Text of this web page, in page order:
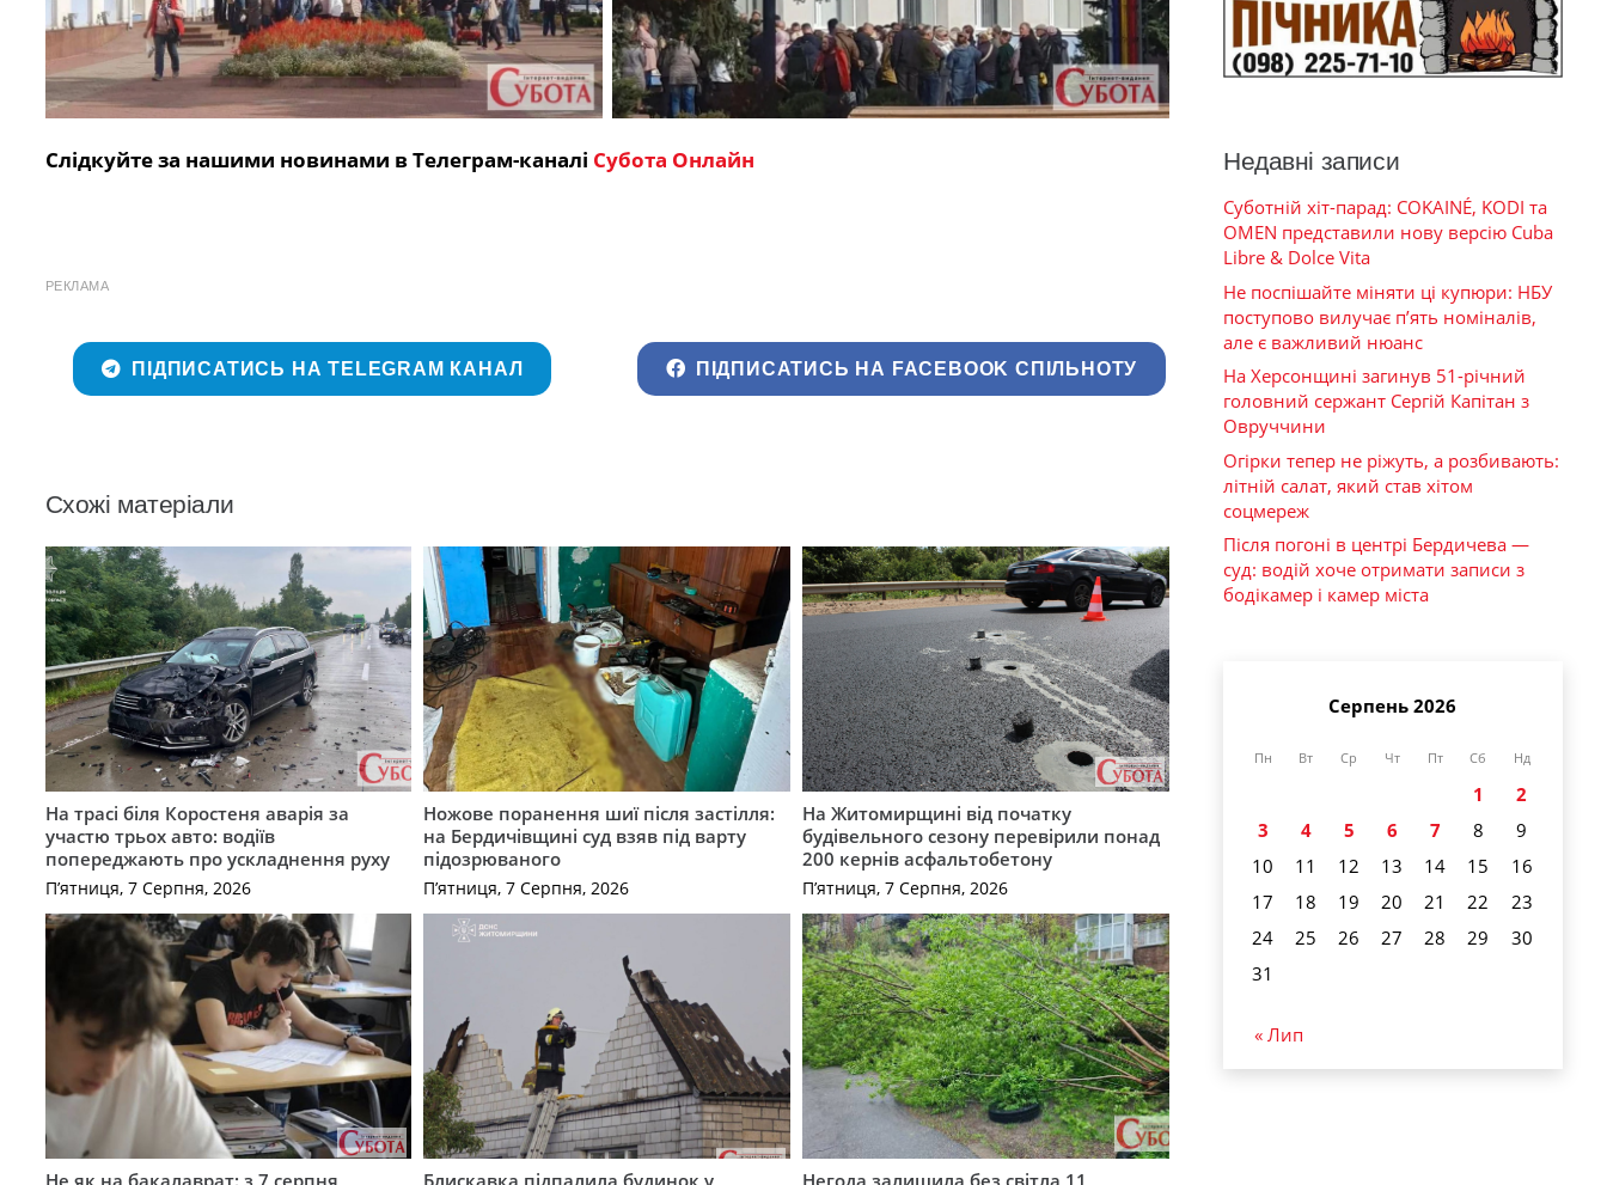
Слідкуйте за нашими новинами в Телеграм-каналі Субота Онлайн
РЕКЛАМА
ПІДПИСАТИСЬ НА TELEGRAM КАНАЛ ПІДПИСАТИСЬ НА FACEBOOK СПІЛЬНОТУ
Схожі матеріали
На трасі біля Коростеня аварія за
участю трьох авто: водіїв
попереджають про ускладнення руху
П’ятниця, 7 Серпня, 2026
Ножове поранення шиї після застілля:
на Бердичівщині суд взяв під варту
підозрюваного
П’ятниця, 7 Серпня, 2026
На Житомирщині від початку
будівельного сезону перевірили понад
200 кернів асфальтобетону
П’ятниця, 7 Серпня, 2026
Не як на бакалаврат: з 7 серпня
Блискавка підпалила будинок у
Негода залишила без світла 11
Недавні записи
Суботній хіт-парад: COKAINÉ, KODI та
OMEN представили нову версію Cuba
Libre & Dolce Vita
Не поспішайте міняти ці купюри: НБУ
поступово вилучає п’ять номіналів,
але є важливий нюанс
На Херсонщині загинув 51-річний
головний сержант Сергій Капітан з
Овруччини
Огірки тепер не ріжуть, а розбивають:
літній салат, який став хітом
соцмереж
Після погоні в центрі Бердичева —
суд: водій хоче отримати записи з
бодікамер і камер міста
Серпень 2026
Пн Вт Ср Чт Пт Сб Нд
1
2
3
4 5 6 7 8
9
10
11 12 13 14 15
16
17
18 19 20 21 22
23
24
25 26 27 28 29
30
31
« Лип